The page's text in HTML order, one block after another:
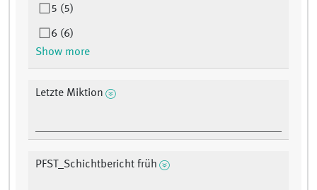
5 (5)
6 (6)
Show more
Letzte Miktion
PFST_Schichtbericht früh